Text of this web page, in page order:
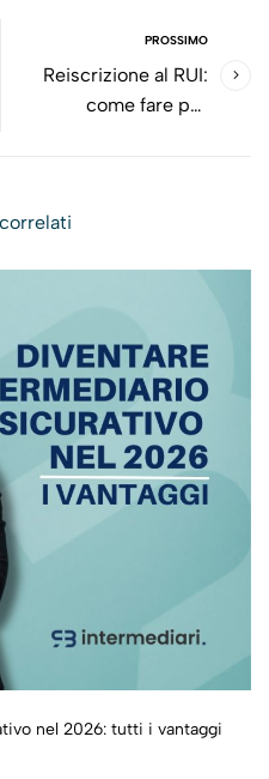
PROSSIMO
Reiscrizione al RUI:
come fare per
nel 2026: tutti i vantaggi